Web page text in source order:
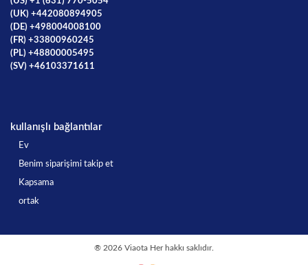
(UK) +442080894905
(DE) +498004008100
(FR) +33800960245
(PL) +48800005495
(SV) +46103371611
kullanışlı bağlantılar
Ev
Benim siparişimi takip et
Kapsama
ortak
® 2026 Viaota Her hakkı saklıdır.